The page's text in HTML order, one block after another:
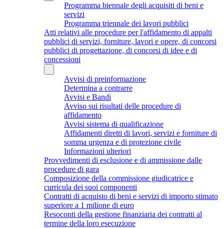
Programma biennale degli acquisiti di beni e
servizi
Programma triennale dei lavori pubblici
Atti relativi alle procedure per l'affidamento di appalti
pubblici di servizi, forniture, lavori e opere, di concorsi
pubblici di progettazione, di concorsi di idee e di
concessioni
Avvisi di preinformazione
Determina a contrarre
Avvisi e Bandi
Avviso sui risultati delle procedure di
affidamento
Avvisi sistema di qualificazione
Affidamenti diretti di lavori, servizi e forniture di
somma urgenza e di protezione civile
Informazioni ulteriori
Provvedimenti di esclusione e di ammissione dalle
procedure di gara
Composizione della commissione giudicatrice e
curricula dei suoi componenti
Contratti di acquisto di beni e servizi di importo stimato
superiore a 1 milione di euro
Resoconti della gestione finanziaria dei contratti al
termine della loro esecuzione